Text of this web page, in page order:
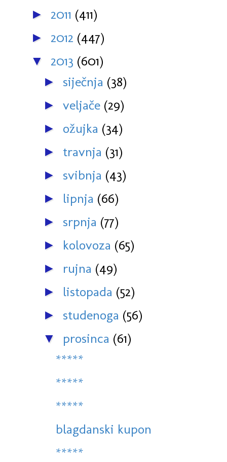
► 2011 (411)
► 2012 (447)
▼ 2013 (601)
► siječnja (38)
► veljače (29)
► ožujka (34)
► travnja (31)
► svibnja (43)
► lipnja (66)
► srpnja (77)
► kolovoza (65)
► rujna (49)
► listopada (52)
► studenoga (56)
▼ prosinca (61)
*****
*****
*****
blagdanski kupon
*****